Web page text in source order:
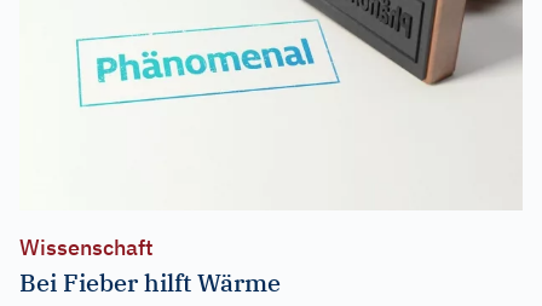
Wissenschaft
Bei Fieber hilft Wärme